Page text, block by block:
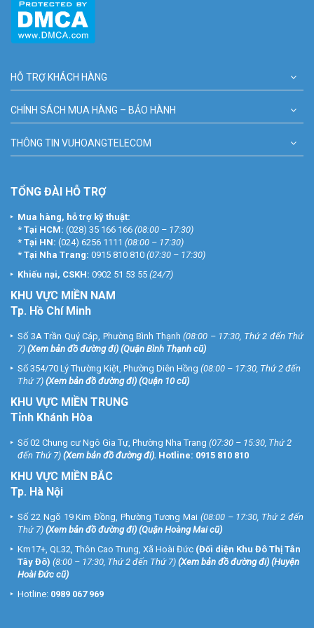
Quý khách hàng có nhu cầu
giá rẻ chính hãng, xin vui lòng liên hệ ngay với chúng tôi qua Tổng
đài miễn phí 1900.9259 để được tư vấn và báo giá tốt nhất. Tham
HỖ TRỢ KHÁCH HÀNG
CHÍNH SÁCH MUA HÀNG – BẢO HÀNH
THÔNG TIN VUHOANGTELECOM
TỔNG ĐÀI HỖ TRỢ
Mua hàng, hỗ trợ kỹ thuật:
* Tại HCM: (028) 35 166 166 (08:00 – 17:30)
* Tại HN: (024) 6256 1111 (08:00 – 17:30)
* Tại Nha Trang: 0915 810 810 (07:30 – 17:30)
Khiếu nại, CSKH: 0902 51 53 55 (24/7)
KHU VỰC MIỀN NAM
Tp. Hồ Chí Minh
Số 3A Trần Quý Cáp, Phường Bình Thạnh (08:00 – 17:30, Thứ 2 đến Thứ
7) (Xem bản đồ đường đi) (Quận Bình Thạnh cũ)
Số 354/70 Lý Thường Kiệt, Phường Diên Hồng (08:00 – 17:30, Thứ 2 đến
Thứ 7) (Xem bản đồ đường đi) (Quận 10 cũ)
KHU VỰC MIỀN TRUNG
Tỉnh Khánh Hòa
Số 02 Chung cư Ngô Gia Tự, Phường Nha Trang (07:30 – 15:30, Thứ 2
đến Thứ 7) (Xem bản đồ đường đi). Hotline: 0915 810 810
KHU VỰC MIỀN BẮC
Tp. Hà Nội
Số 22 Ngõ 19 Kim Đồng, Phường Tương Mai (08:00 – 17:30, Thứ 2 đến
Thứ 7) (Xem bản đồ đường đi) (Quận Hoàng Mai cũ)
Km17+, QL32, Thôn Cao Trung, Xã Hoài Đức (Đối diện Khu Đô Thị Tân
Tây Đô) (8:00 – 17:30, Thứ 2 đến Thứ 7) (Xem bản đồ đường đi) (Huyện
Hoài Đức cũ)
Hotline: 0989 067 969